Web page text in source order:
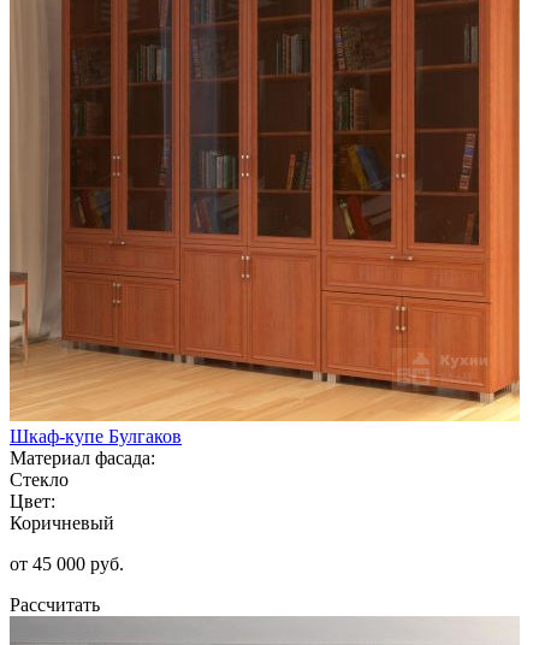
Шкаф-купе Булгаков
Материал фасада:
Стекло
Цвет:
Коричневый
от 45 000 руб.
Рассчитать